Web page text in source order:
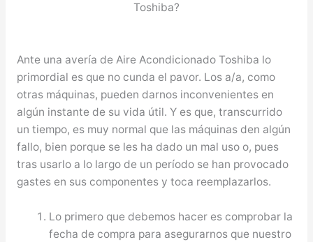
Toshiba?
Ante una avería de Aire Acondicionado Toshiba lo
primordial es que no cunda el pavor. Los a/a, como
otras máquinas, pueden darnos inconvenientes en
algún instante de su vida útil. Y es que, transcurrido
un tiempo, es muy normal que las máquinas den algún
fallo, bien porque se les ha dado un mal uso o, pues
tras usarlo a lo largo de un período se han provocado
gastes en sus componentes y toca reemplazarlos.
Lo primero que debemos hacer es comprobar la
fecha de compra para asegurarnos que nuestro